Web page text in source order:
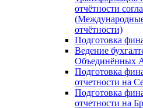
отчётности
отчётности)
Подготовка
Ведение
Объединённых
Подготовка
отчетности на
Подготовка
отчетности на